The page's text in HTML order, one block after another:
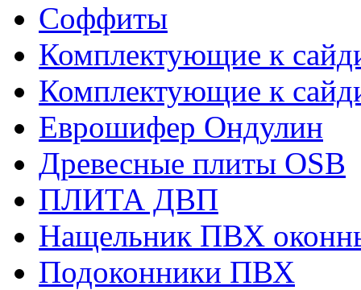
Соффиты
Комплектующие к
Комплектующие к
Еврошифер Ондулин
Древесные плиты OSB
ПЛИТА ДВП
Нащельник ПВХ
Подоконники ПВХ